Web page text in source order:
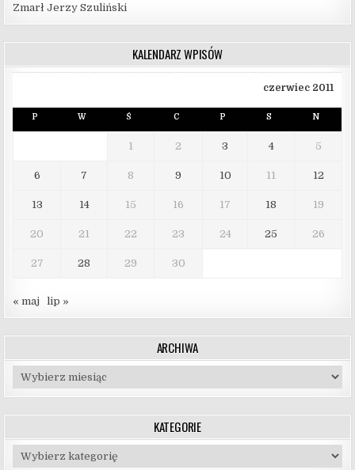
Zmarł Jerzy Szuliński
KALENDARZ WPISÓW
czerwiec 2011
P W Ś C P S N
1 2 3 4 5
6 7 8 9 10 11 12
13 14 15 16 17 18 19
20 21 22 23 24 25 26
27 28 29 30
« maj lip »
ARCHIWA
Archiwa
KATEGORIE
Kategorie